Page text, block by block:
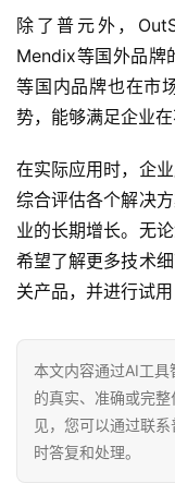
除了普元外，
Mendix等国外品牌
等国内品牌也在市
势，能够满足企业在
在实际应用时，企
综合评估各个解决
业的长期增长。无
希望了解更多技术
关产品，并进行试
本文内容通过AI工
的真实、准确或完
见，您可以通过联
时答复和处理。